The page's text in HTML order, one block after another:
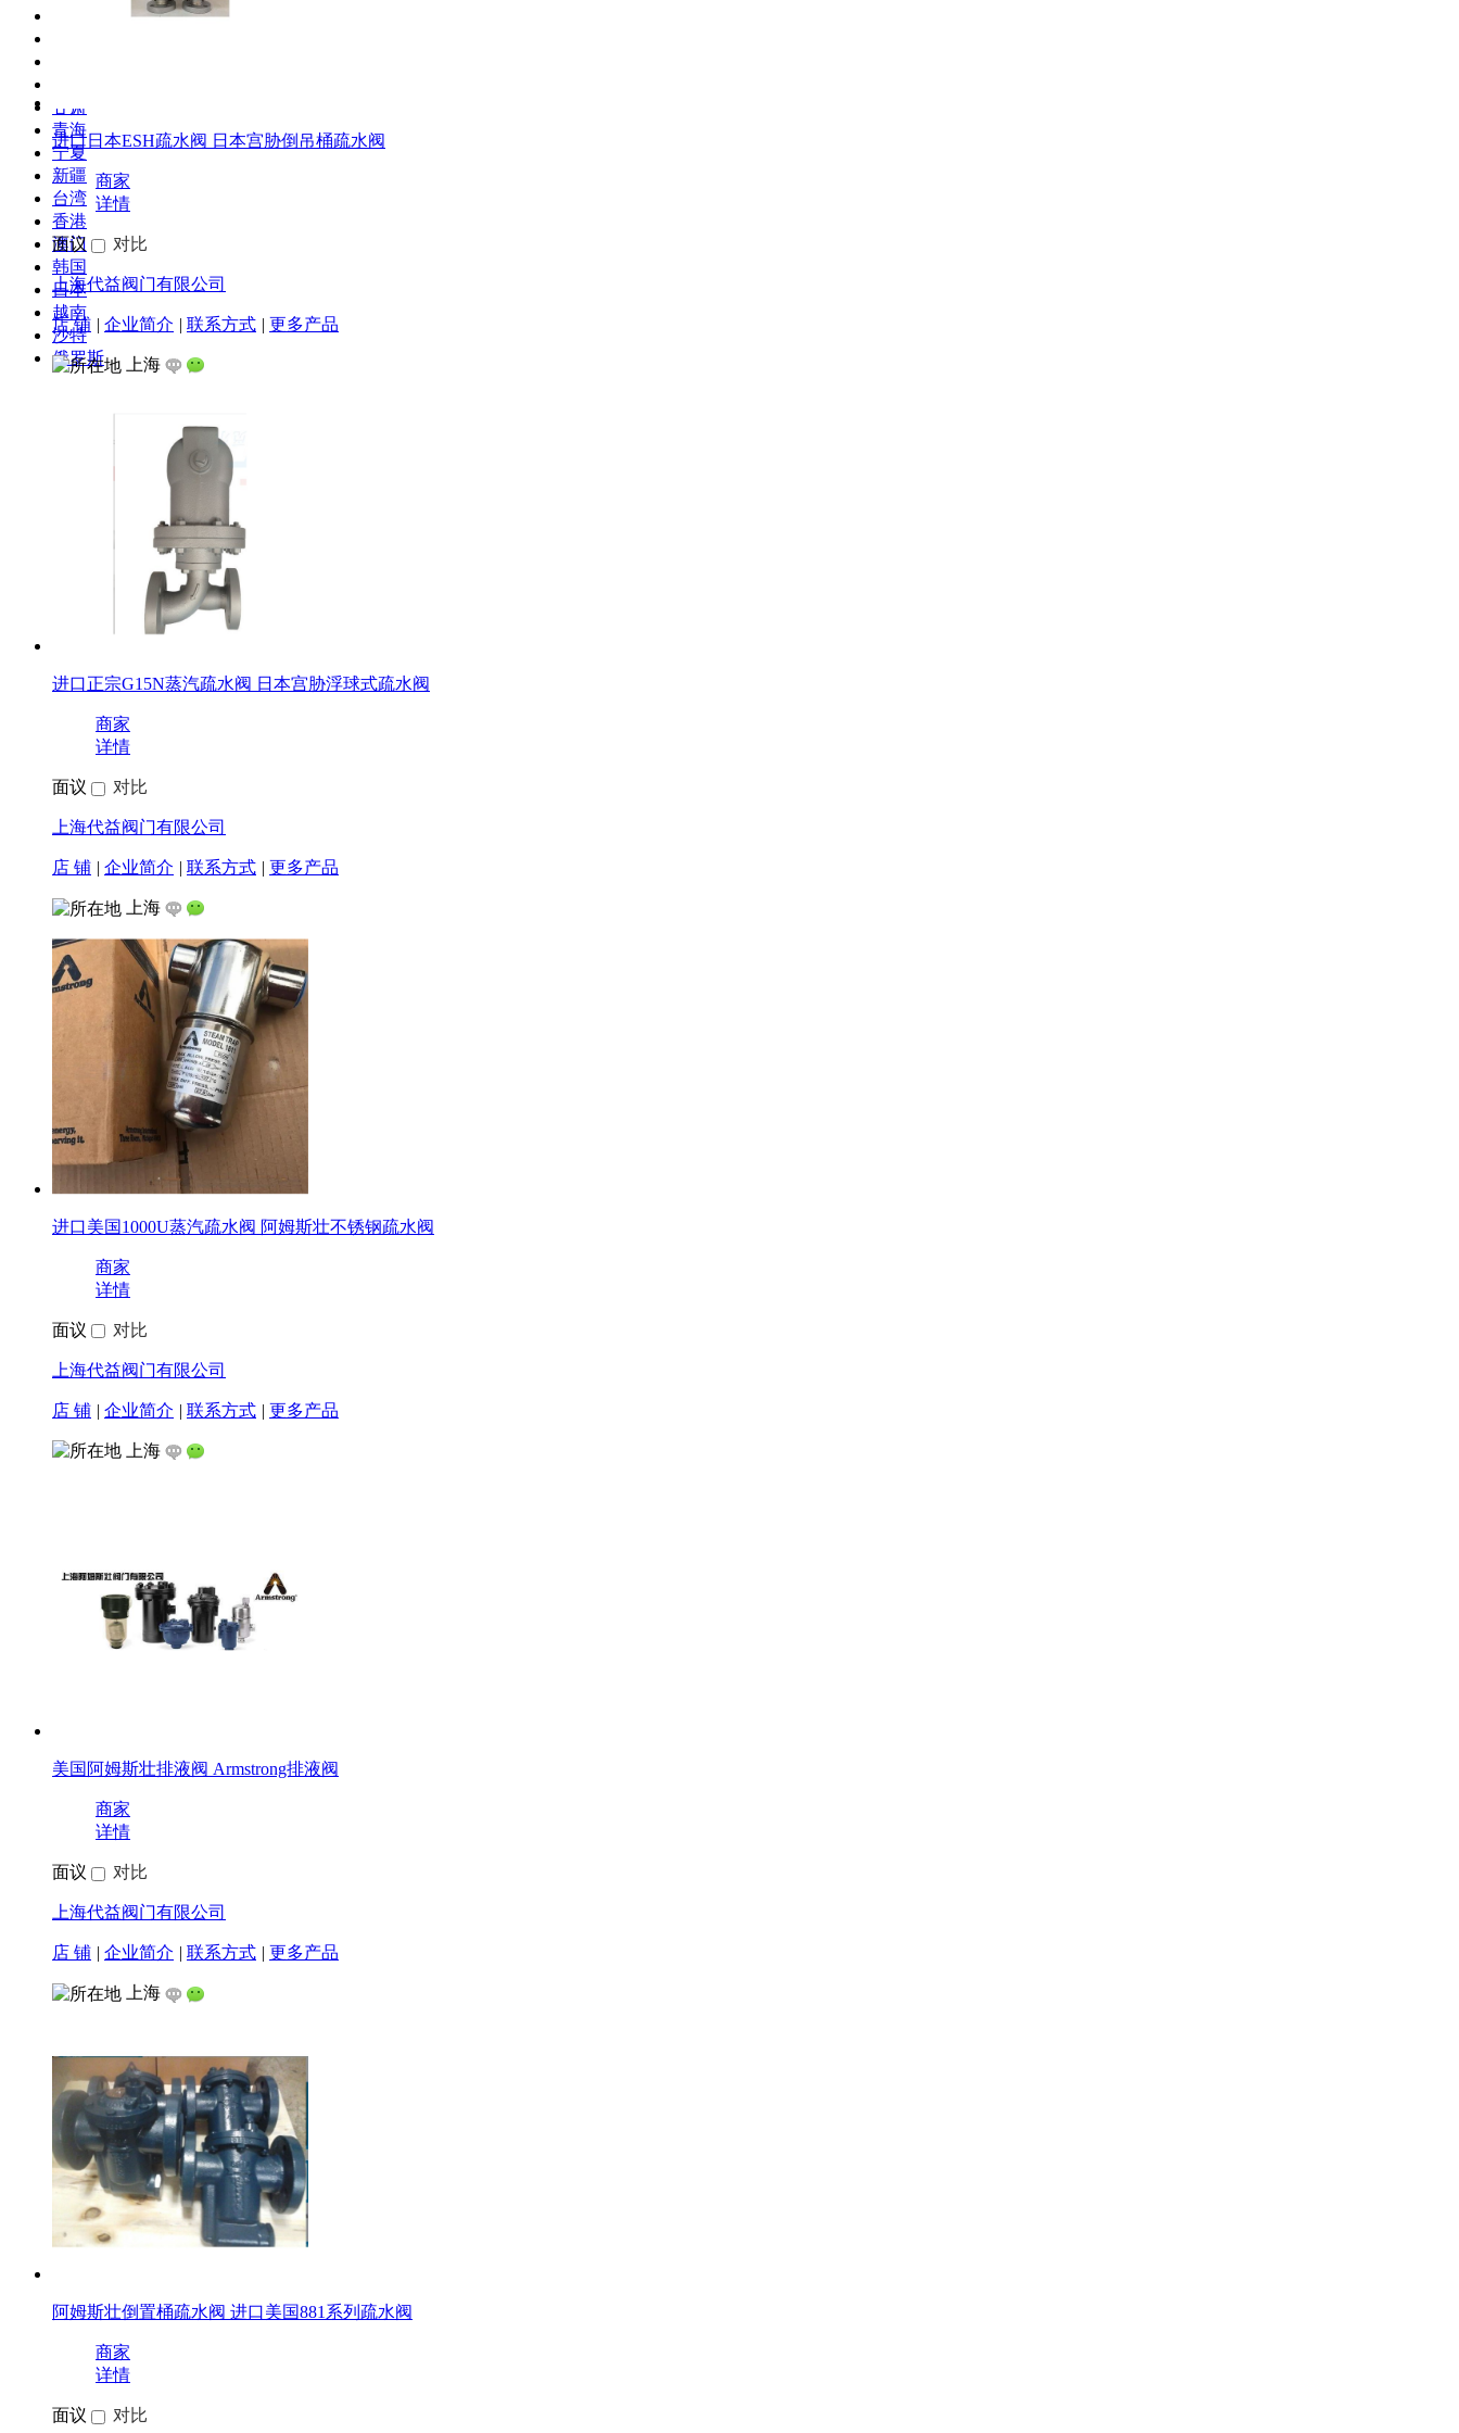
甘肃
青海
宁夏
新疆
台湾
香港
澳门
韩国
日本
越南
沙特
俄罗斯
进口日本ESH疏水阀 日本宫胁倒吊桶疏水阀
商家
详情
面议 对比
上海代益阀门有限公司
店 铺 | 企业简介 | 联系方式 | 更多产品
上海
进口正宗G15N蒸汽疏水阀 日本宫胁浮球式疏水阀
商家
详情
面议 对比
上海代益阀门有限公司
店 铺 | 企业简介 | 联系方式 | 更多产品
上海
进口美国1000U蒸汽疏水阀 阿姆斯壮不锈钢疏水阀
商家
详情
面议 对比
上海代益阀门有限公司
店 铺 | 企业简介 | 联系方式 | 更多产品
上海
美国阿姆斯壮排液阀 Armstrong排液阀
商家
详情
面议 对比
上海代益阀门有限公司
店 铺 企业简介 联系方式 更多产品
上海
阿姆斯壮倒置桶疏水阀 进口美国881系列疏水阀
商家
详情
面议 对比